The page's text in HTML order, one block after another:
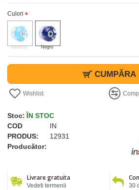
Culori
Albastru Negru
CUMPĂRA
Wishlist
Stoc: ÎN STOC
COD
PRODUS:
IN
12931
Producător:
Livrare gratuita
Vedeti termenii 30